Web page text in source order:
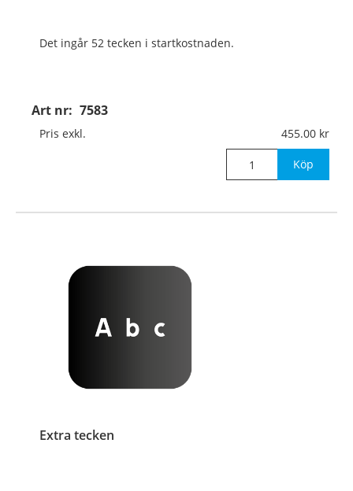
Art nr: 7583
Det ingår 52 tecken i startkostnaden.
Pris exkl. 455.00
Köp
Extra tecken